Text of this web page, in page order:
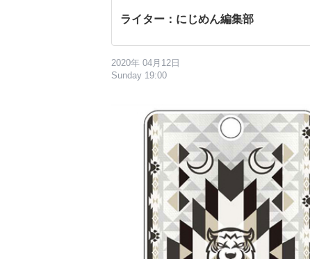
ライター：にじめん編集部
2020年 04月12日
Sunday 19:00